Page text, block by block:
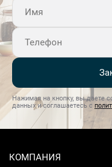
Нажимая на кнопку, вы даете
данных и соглашаетесь с
КОМПАНИЯ